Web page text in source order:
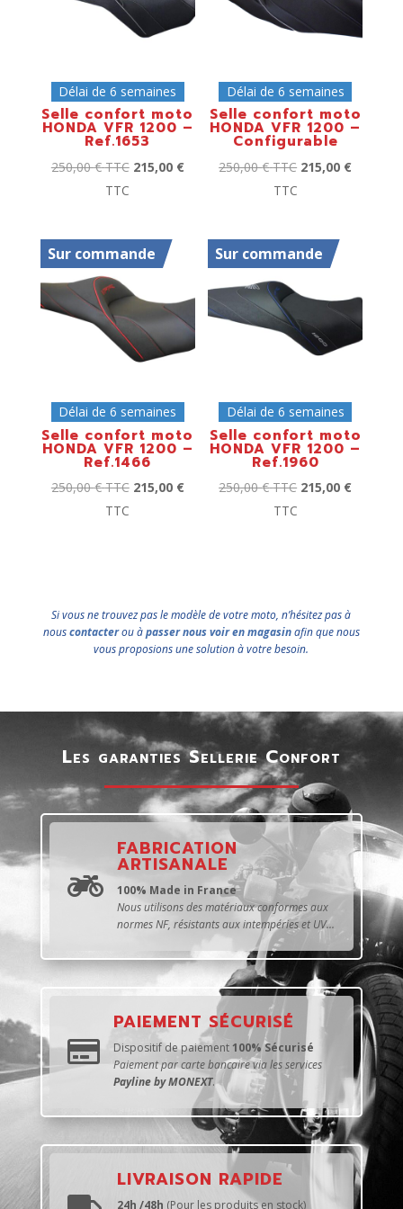
Délai de 6 semaines
Selle confort moto
HONDA VFR 1200 –
Ref.1653
250,00€ TTC 215,00 €
TTC
Délai de 6 semaines
Selle confort moto
HONDA VFR 1200 –
Configurable
250,00€ TTC 215,00 €
TTC
Sur commande
Délai de 6 semaines
Selle confort moto
HONDA VFR 1200 –
Ref.1466
250,00€ TTC 215,00 €
TTC
Sur commande
Délai de 6 semaines
Selle confort moto
HONDA VFR 1200 –
Ref.1960
250,00€ TTC 215,00 €
TTC
Si vous ne trouvez pas le modèle de votre moto, n’hésitez pas à
nouscontacterou àpasser nous voir en magasinafin que nous
vous proposions une solution à votre besoin.
Les garanties Sellerie Confort

FABRICATION
ARTISANALE
100% Made in France
Nous utilisons des matériaux conformes aux
normes NF, résistants aux intempéries et UV...

PAIEMENT SÉCURISÉ
Dispositif de paiement100% Sécurisé
Paiement par carte bancaire via les services
Payline by MONEXT.
LIVRAISON RAPIDE
24h /48h (Pour les produits en stock)